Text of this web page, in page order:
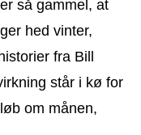
så gammel, at
hed vinter,
fra Bill
står i kø for
om månen,